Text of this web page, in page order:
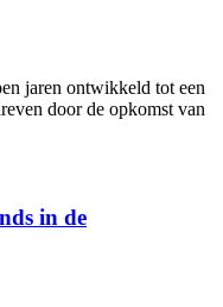
jaren ontwikkeld tot een
door de opkomst van
in de